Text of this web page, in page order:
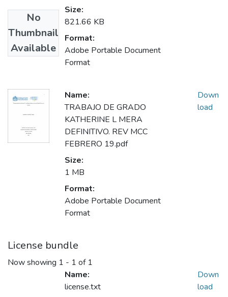
No
Thumbnail
Available
Size:
821.66 KB
Format:
Adobe Portable Document
Format
Name:
TRABAJO DE GRADO
KATHERINE L MERA
DEFINITIVO. REV MCC
FEBRERO 19.pdf
Size:
1 MB
Format:
Adobe Portable Document
Format
Down
load
License bundle
Now showing 1 - 1 of 1
Name:
license.txt
Down
load